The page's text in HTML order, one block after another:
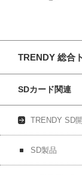
TRENDY 総合
SDカード関連
TRENDY SD
SD製品